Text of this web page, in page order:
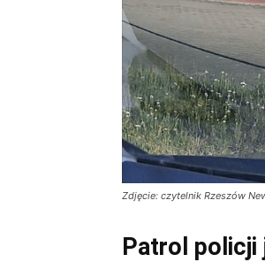
Zdjęcie: czytelnik Rzeszów
Patrol policji